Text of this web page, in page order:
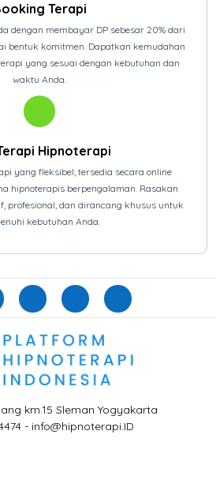
Terapi
dengan membayar DP sebesar 20% dari
bentuk komitmen. Dapatkan kemudahan
yang sesuai dengan kebutuhan dan
waktu Anda.
Hipnoterapi
yang fleksibel, tersedia secara online
hipnoterapis berpengalaman. Rasakan
profesional, dan dirancang khusus untuk
kebutuhan Anda.
km.15 Sleman Yogyakarta
- info@hipnoterapi.ID